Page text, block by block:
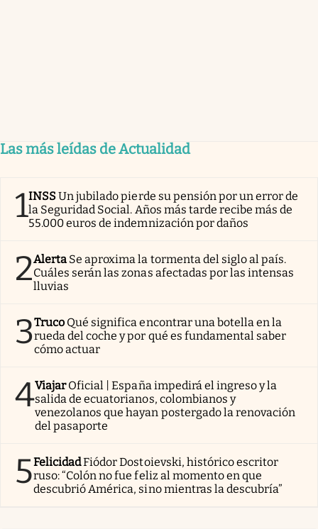
Las más leídas de Actualidad
1INSSUn jubilado pierde su pensión por un error de
la Seguridad Social. Años más tarde recibe más de
55.000 euros de indemnización por daños
2Alerta Se aproxima la tormenta del siglo al país.
Cuáles serán las zonas afectadas por las intensas
lluvias
3Truco Qué significa encontrar una botella en la
rueda del coche y por qué es fundamental saber
cómo actuar
4Viajar Oficial | España impedirá el ingreso y la
salida de ecuatorianos, colombianos y
venezolanos que hayan postergado la renovación
del pasaporte
5FelicidadFiódor Dostoievski, histórico escritor
ruso: “Colón no fue feliz al momento en que
descubrió América, sino mientras la descubría”